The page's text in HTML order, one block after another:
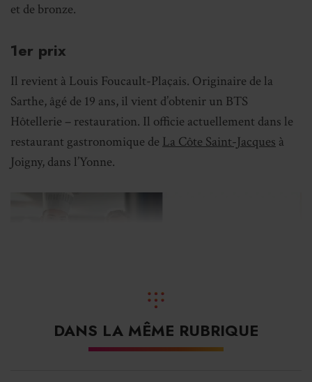
et de bronze.
1er prix
Il revient à Louis Foucault-Plaçais. Originaire de la
Sarthe, âgé de 19 ans, il vient d’obtenir un BTS
Hôtellerie – restauration. Il officie actuellement dans le
restaurant gastronomique de La Côte Saint-Jacques à
Joigny, dans l’Yonne.
DANS LA MÊME RUBRIQUE